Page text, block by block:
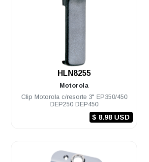
HLN8255
Motorola
Clip Motorola c/resorte 3" EP350/450
DEP250 DEP450
$ 8.98 USD